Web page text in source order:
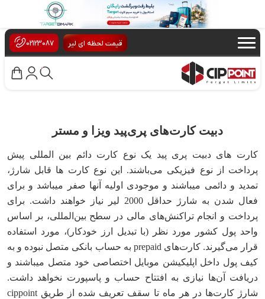
قیمت لحظه ای لیر 02123087
دبیت کارت‌های پری‌پید ویزا و مستر
کارت های دبیت پری پید یک نوع کارت دائم بین المللی پیش
پرداخت از نوع فیزیکی می‌باشند. این نوع کارت ها قابل شارژ،
تمدید و دائمی میباشند و موجودی اولیه آنها صفر میباشد و برای
فعال شدن به شارژ حداقل 2000 لیر نیاز خواهند داشت. برای
پرداخت و انجام تراکنش‌های مالی در سطح بین‌المللی، بر اساس
واحد پول کشور مورد نظر (با تبدیل ارز خودکار)، مورد استفاده
قرار می‌گیرند. کارت‌های prepaid به حساب بانکی متصل نبوده و به
کیف پول داخل اپلیکیشن موبایل اختصاصی خود متصل میباشند و
دریافت آن‌ها نیازی به افتتاح حساب و پاسپورت نخواهد داشت.
شارژ کارت‌ها در هر ماه تا سقف تعریف شده از طریق cippoint